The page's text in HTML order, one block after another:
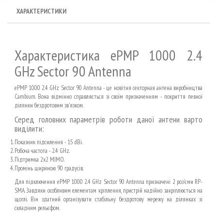
ХАРАКТЕРИСТИКИ
Характеристика ePMP 1000 2.4
GHz Sector 90 Antenna
ePMP 1000 2.4 GHz Sector 90 Antenna - це новітня секторная антена виробництва
Cambium. Вона відмінно справляється зі своїм призначенням - покриття певної
ділянки бездротовим зв'язком.
Серед головних параметрів роботи даної антени варто
виділити:
Показник підсилення - 15 dBi.
Робоча частота - 2.4 GHz.
Підтримка 2x2 MIMO.
Промінь шириною 90 градусів.
Для підключення ePMP 1000 2.4 GHz Sector 90 Antenna призначені 2 роз'єми RP-
SMA. Завдяки особливим елементам кріплення, пристрій надійно закріплюється на
щоглі. Він здатний організувати стабільну бездротову мережу на ділянках зі
складним рельєфом.